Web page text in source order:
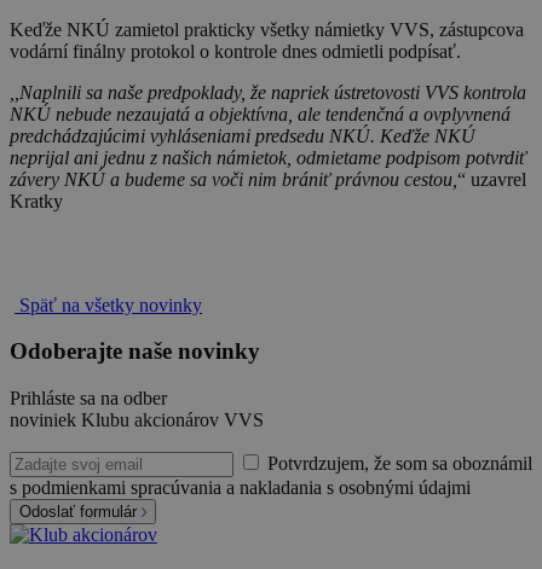
Keďže NKÚ zamietol prakticky všetky námietky VVS, zástupcova
vodární finálny protokol o kontrole dnes odmietli podpísať.
,,Naplnili sa naše predpoklady, že napriek ústretovosti VVS kontrola
NKÚ nebude nezaujatá a objektívna, ale tendenčná a ovplyvnená
predchádzajúcimi vyhláseniami predsedu NKÚ. Keďže NKÚ
neprijal ani jednu z našich námietok, odmietame podpisom potvrdiť
závery NKÚ a budeme sa voči nim brániť právnou cestou, “ uzavrel
Kratky
Späť na všetky novinky
Odoberajte naše novinky
Prihláste sa na odber
noviniek Klubu akcionárov VVS
Potvrdzujem, že som sa oboznámil
s podmienkami spracúvania a nakladania s osobnými údajmi
Odoslať formulár